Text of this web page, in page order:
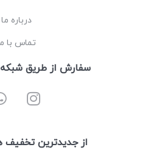
درباره ما
تماس با
سفارش از طریق
از جدیدترین تخفیف